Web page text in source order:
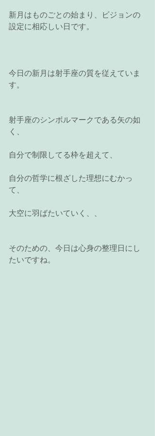
新月はものごとの始まり、ビジョンの
設定に相応しい日です。
今日の新月は射手座の質を従えていま
す。
射手座のシンボルマークである矢の如
く、
自分で制限してる枠を超えて、
自分の哲学に根ざした理想にむかっ
て、
大空に羽ばたいていく、、
そのための、今日は心身の整理日にし
たいですね。